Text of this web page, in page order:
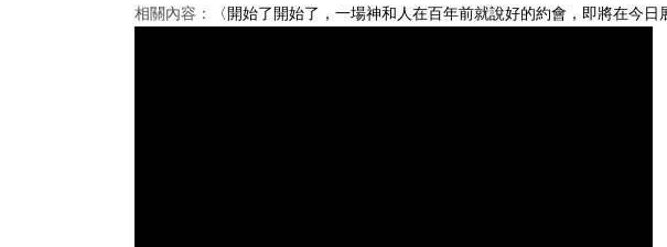
相關內容：
〈開始了開始了，一場神和人在百年前就說好的約會，即將在今日